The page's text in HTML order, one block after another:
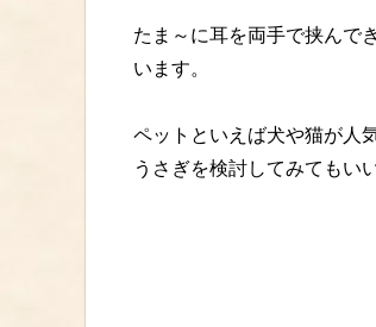
たま～に耳を両手で挟んで
います。
ペットといえば犬や猫が人
うさぎを検討してみてもい